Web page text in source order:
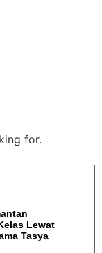
for.
Lewat
Tasya